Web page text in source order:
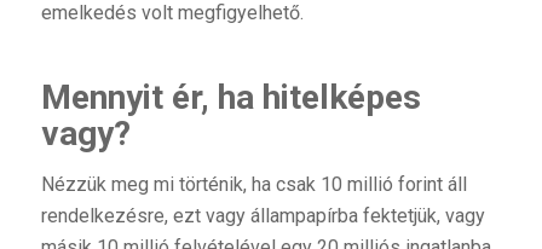
emelkedés volt megfigyelhető.
Mennyit ér, ha hitelképes
vagy?
Nézzük meg mi történik, ha csak 10 millió forint áll
rendelkezésre, ezt vagy állampapírba fektetjük, vagy